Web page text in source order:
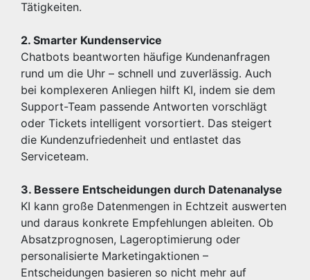
Tätigkeiten.
2. Smarter Kundenservice
Chatbots beantworten häufige Kundenanfragen
rund um die Uhr – schnell und zuverlässig. Auch
bei komplexeren Anliegen hilft KI, indem sie dem
Support-Team passende Antworten vorschlägt
oder Tickets intelligent vorsortiert. Das steigert
die Kundenzufriedenheit und entlastet das
Serviceteam.
3. Bessere Entscheidungen durch Datenanalyse
KI kann große Datenmengen in Echtzeit auswerten
und daraus konkrete Empfehlungen ableiten. Ob
Absatzprognosen, Lageroptimierung oder
personalisierte Marketingaktionen –
Entscheidungen basieren so nicht mehr auf